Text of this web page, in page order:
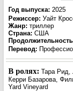
Год выпуска: 2025
Режиссер: Уайт
Жанр: триллер
Страна: США
Перевод:
В ролях: Тара
Керри Базарова,
Yard Vineyard